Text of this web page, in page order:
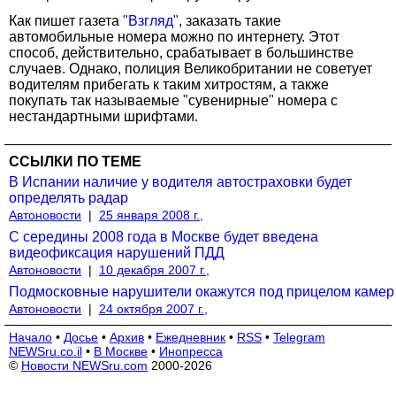
Как пишет газета "Взгляд", заказать такие
автомобильные номера можно по интернету. Этот
способ, действительно, срабатывает в большинстве
случаев. Однако, полиция Великобритании не советует
водителям прибегать к таким хитростям, а также
покупать так называемые "сувенирные" номера с
нестандартными шрифтами.
ССЫЛКИ ПО ТЕМЕ
В Испании наличие у водителя автостраховки будет
определять радар
Автоновости | 25 января 2008 г.,
С середины 2008 года в Москве будет введена
видеофиксация нарушений ПДД
Автоновости | 10 декабря 2007 г.,
Подмосковные нарушители окажутся под прицелом камер
Автоновости |
24 октября 2007 г.,
Начало • Досье • Архив • Ежедневник • RSS • Telegram
NEWSru.co.il • В Москве • Инопресса
© Новости NEWSru.com 2000-2026